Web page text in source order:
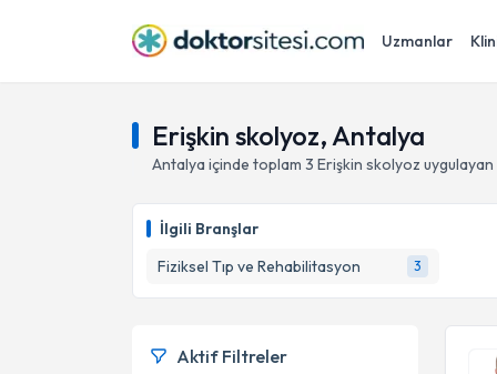
Uzmanlar
Erişkin skolyoz, Antalya
Antalya içinde toplam 3 Erişkin skolyoz
İlgili Branşlar
Fiziksel Tıp ve Rehabilitasyon
3
Aktif Filtreler